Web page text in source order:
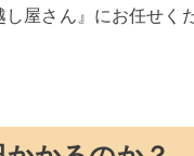
屋さん』にお任せく